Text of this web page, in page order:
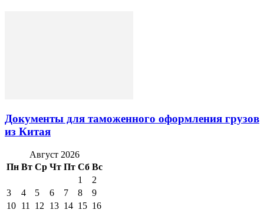
Документы для таможенного оформления грузов
из Китая
Август 2026
Пн Вт Ср Чт Пт Сб Вс
1
2
3
4 5 6 7 8
9
10 11 12 13 14 15 16